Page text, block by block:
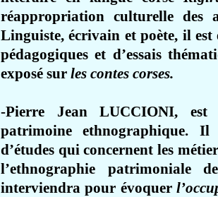
réappropriation culturelle des
Linguiste, écrivain et poète, il est
pédagogiques et d’essais
exposé sur les contes corses.
-Pierre Jean LUCCIONI, est
patrimoine ethnographique.
d’études qui concernent les
l’ethnographie patrimoniale
interviendra pour évoquer